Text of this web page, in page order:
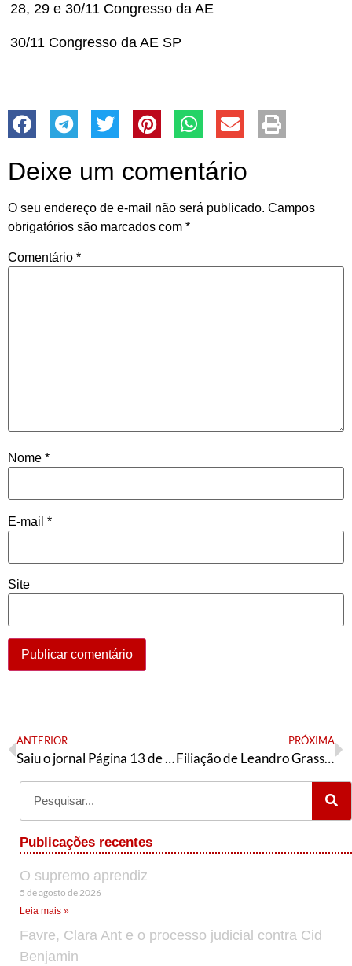
28, 29 e 30/11 Congresso da AE
30/11 Congresso da AE SP
Deixe um comentário
O seu endereço de e-mail não será publicado. Campos
obrigatórios são marcados com *
Comentário *
Nome *
E-mail *
Site
ANTERIOR
Saiu o jornal Página 13 de agosto
PRÓXIMA
Filiação de Leandro Grass ao PT reúne militância e simboliza união da esquerda no DF
Publicações recentes
O supremo aprendiz
5 de agosto de 2026
Leia mais »
Favre, Clara Ant e o processo judicial contra Cid
Benjamin